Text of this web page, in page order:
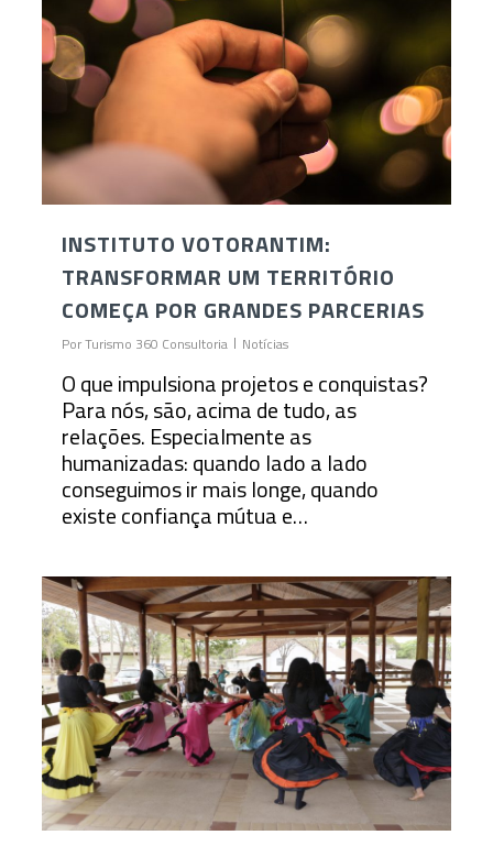
INSTITUTO VOTORANTIM:
TRANSFORMAR UM TERRITÓRIO
COMEÇA POR GRANDES PARCERIAS
PorTurismo 360 Consultoria Notícias
O que impulsiona projetos e conquistas?
Para nós, são, acima de tudo, as
relações. Especialmente as
humanizadas: quando lado a lado
conseguimos ir mais longe, quando
existe confiança mútua e…